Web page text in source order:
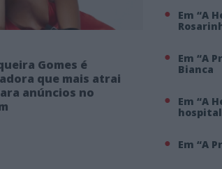
Gomes é
que mais atrai
anúncios no
Em “A
Em “A
Bianca
Em “A
hospital
Em “A